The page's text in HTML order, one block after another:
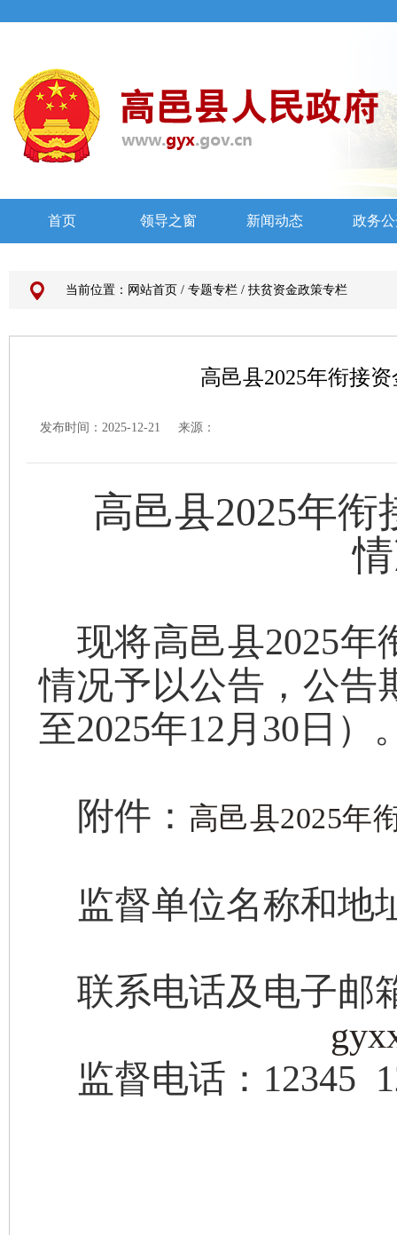
当前位置： 网站首页 / 专题专栏/ 扶贫资金政策专栏
高邑县2025年衔接
发布时间：2025-12-21 来源：
高邑县2025年
现将高邑县2025年
情况予以公告，公告
至2025年12月30日）
附件： 高邑县2025年
监督单位名称和地
联系电话及电子邮
监督电话： 12345